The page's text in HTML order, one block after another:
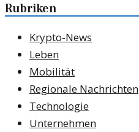
Rubriken
Krypto-News
Leben
Mobilität
Regionale Nachrichten
Technologie
Unternehmen